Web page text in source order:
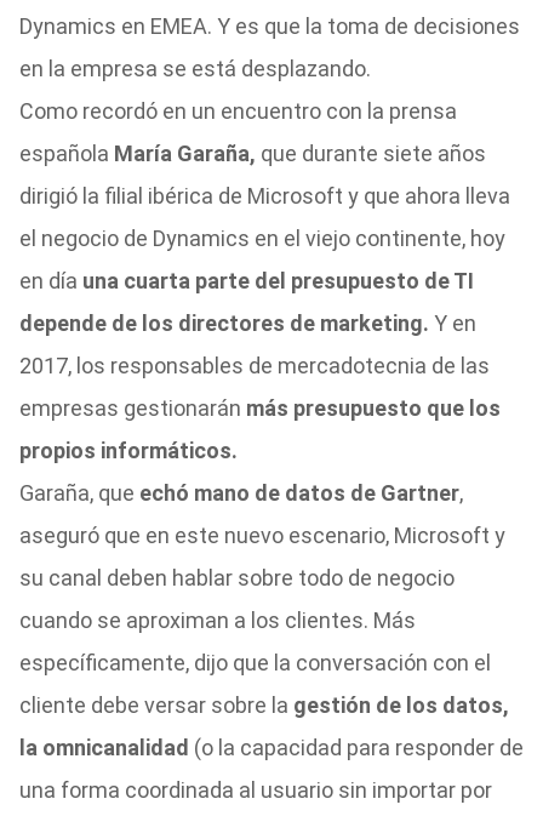
Dynamics en EMEA. Y es que la toma de decisiones
en la empresa se está desplazando.
Como recordó en un encuentro con la prensa
española María Garaña, que durante siete años
dirigió la filial ibérica de Microsoft y que ahora lleva
el negocio de Dynamics en el viejo continente, hoy
en día una cuarta parte del presupuesto de TI
depende de los directores de marketing. Y en
2017, los responsables de mercadotecnia de las
empresas gestionarán más presupuesto que los
propios informáticos.
Garaña, que echó mano de datos de Gartner,
aseguró que en este nuevo escenario, Microsoft y
su canal deben hablar sobre todo de negocio
cuando se aproximan a los clientes. Más
específicamente, dijo que la conversación con el
cliente debe versar sobre la gestión de los datos,
la omnicanalidad (o la capacidad para responder de
una forma coordinada al usuario sin importar por